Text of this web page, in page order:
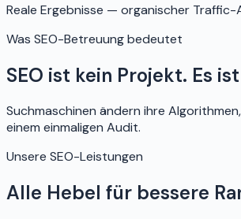
Reale Ergebnisse — organischer
Was SEO-Betreuung bedeutet
SEO ist kein Projekt. Es
Suchmaschinen ändern ihre
einem einmaligen Audit.
Unsere SEO-Leistungen
Alle Hebel für bessere